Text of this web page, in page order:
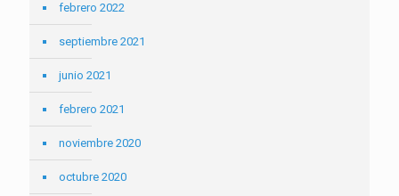
febrero 2022
septiembre 2021
junio 2021
febrero 2021
noviembre 2020
octubre 2020